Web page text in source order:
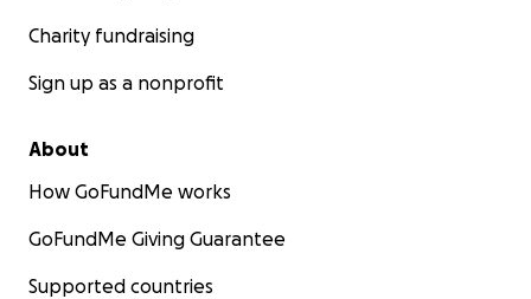
Charity fundraising
Sign up as a nonprofit
About
How GoFundMe works
GoFundMe Giving Guarantee
Supported countries